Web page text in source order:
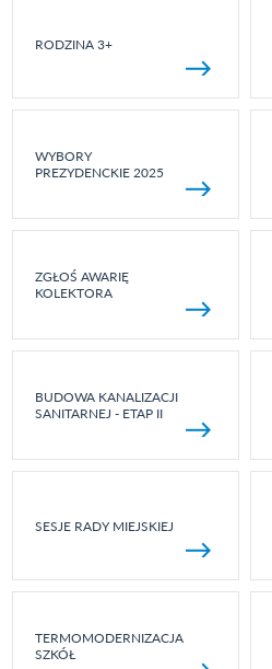
RODZINA 3+
WYBORY
PREZYDENCKIE 2025
ZGŁOŚ AWARIĘ
KOLEKTORA
BUDOWA KANALIZACJI
SANITARNEJ - ETAP II
SESJE RADY MIEJSKIEJ
TERMOMODERNIZACJA
SZKÓŁ